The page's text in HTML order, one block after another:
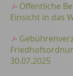
Öffentliche
Einsicht in das
30.07.2025